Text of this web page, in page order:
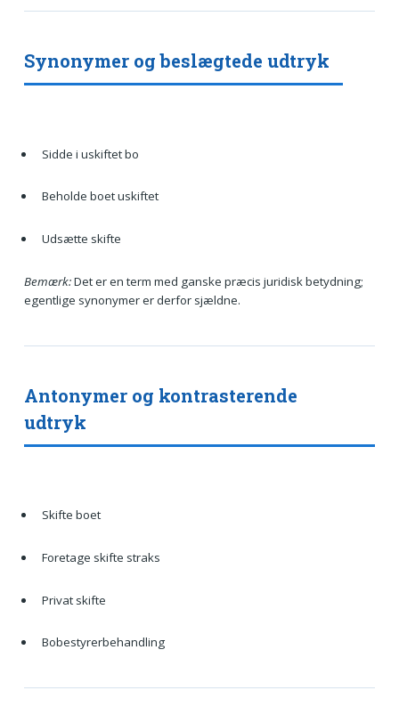
Synonymer og beslægtede udtryk
Sidde i uskiftet bo
Beholde boet uskiftet
Udsætte skifte
Bemærk:Det er en term med ganske præcis juridisk betydning;
egentlige synonymer er derfor sjældne.
Antonymer og kontrasterende
udtryk
Skifte boet
Foretage skifte straks
Privat skifte
Bobestyrerbehandling